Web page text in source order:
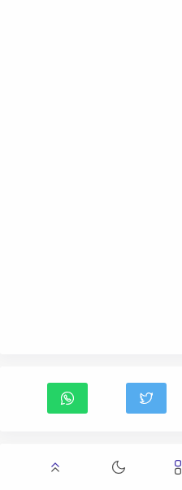
المرحلة الثانوية